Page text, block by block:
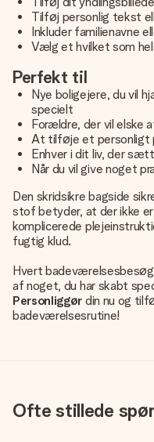
Tilføj personlig tekst
Inkluder familienavne
Vælg et hvilket som
Perfekt til
Nye boligejere, du vil
specielt
Forældre, der vil elske
At tilføje et personligt
Enhver i dit liv, der
Når du vil give noget
Den skridsikre bagside
stof betyder, at der ikke
komplicerede
fugtig klud.
Hvert
af noget, du har skabt
Personliggør din nu og
badeværelsesrutine!
Ofte stillede